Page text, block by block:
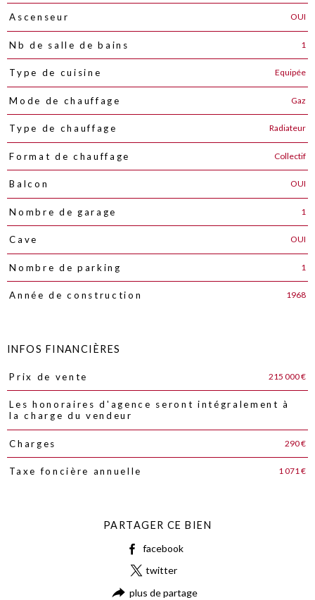
Ascenseur OUI
Nb de salle de bains 1
Type de cuisine Equipée
Mode de chauffage Gaz
Type de chauffage Radiateur
Format de chauffage Collectif
Balcon OUI
Nombre de garage 1
Cave OUI
Nombre de parking 1
Année de construction 1968
INFOS FINANCIÈRES
Caractéristiques Valeurs
Prix de vente 215 000 €
Les honoraires d'agence seront intégralement à
la charge du vendeur
Charges 290 €
Taxe foncière annuelle 1 071 €
PARTAGER CE BIEN
facebook
twitter
plus de partage